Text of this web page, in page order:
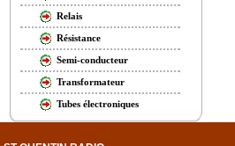
Relais
Résistance
Semi-conducteur
Transformateur
Tubes électroniques